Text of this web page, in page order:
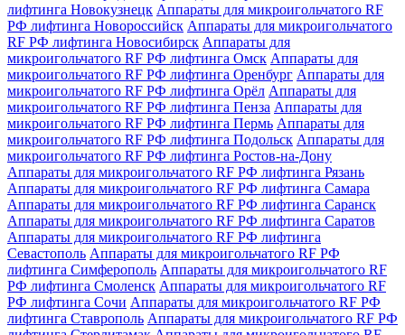
лифтинга Новокузнецк Аппараты для микроигольчатого RF
РФ лифтинга Новороссийск Аппараты для микроигольчатого
RF РФ лифтинга Новосибирск Аппараты для
микроигольчатого RF РФ лифтинга Омск Аппараты для
микроигольчатого RF РФ лифтинга Оренбург Аппараты для
микроигольчатого RF РФ лифтинга Орёл Аппараты для
микроигольчатого RF РФ лифтинга Пенза Аппараты для
микроигольчатого RF РФ лифтинга Пермь Аппараты для
микроигольчатого RF РФ лифтинга Подольск Аппараты для
микроигольчатого RF РФ лифтинга Ростов-на-Дону
Аппараты для микроигольчатого RF РФ лифтинга Рязань
Аппараты для микроигольчатого RF РФ лифтинга Самара
Аппараты для микроигольчатого RF РФ лифтинга Саранск
Аппараты для микроигольчатого RF РФ лифтинга Саратов
Аппараты для микроигольчатого RF РФ лифтинга
Севастополь Аппараты для микроигольчатого RF РФ
лифтинга Симферополь Аппараты для микроигольчатого RF
РФ лифтинга Смоленск Аппараты для микроигольчатого RF
РФ лифтинга Сочи Аппараты для микроигольчатого RF РФ
лифтинга Ставрополь Аппараты для микроигольчатого RF РФ